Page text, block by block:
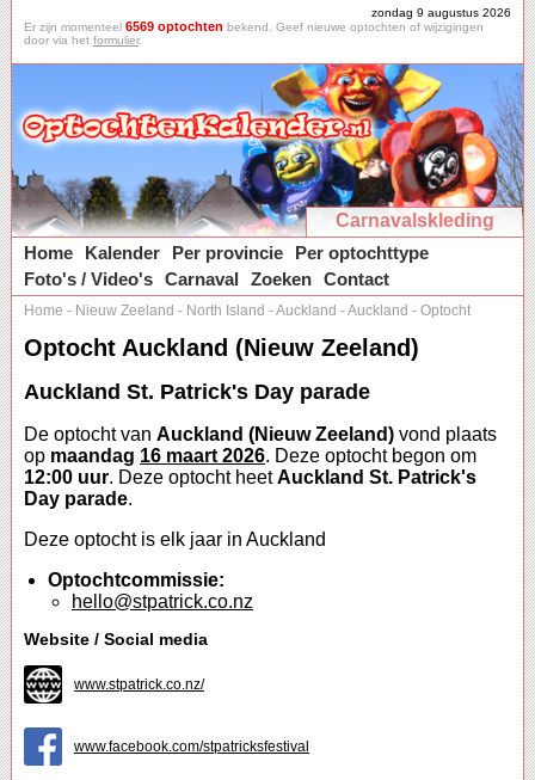
zondag 9 augustus 2026
Er zijn momenteel 6569 optochten bekend. Geef nieuwe optochten of wijzigingen
door via het formulier.
Carnavalskleding
Home
Kalender Per provincie
Per optochttype
Foto's / Video's Carnaval Zoeken Contact
Home - Nieuw Zeeland - North Island -Auckland -Auckland - Optocht
Optocht Auckland (Nieuw Zeeland)
Auckland St. Patrick's Day parade
De optocht van Auckland (Nieuw Zeeland) vond plaats
op maandag 16 maart 2026. Deze optocht begon om
12:00 uur. Deze optocht heetAuckland St. Patrick's
Day parade.
Deze optocht is elk jaar in Auckland
Optochtcommissie:
hello@stpatrick.co.nz
Website / Social media
www.stpatrick.co.nz/
www.facebook.com/stpatricksfestival